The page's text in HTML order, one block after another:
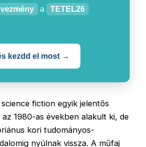
a
TETEL26
kezdd el most →
fiction egyik jelentős
az 1980-as években alakult ki, de
kori tudományos-
nyúlnak vissza. A műfaj